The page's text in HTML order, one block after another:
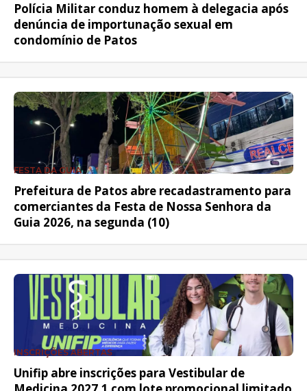
Polícia Militar conduz homem à delegacia após
denúncia de importunação sexual em
condomínio de Patos
FESTA DA GUIA
Prefeitura de Patos abre recadastramento para
comerciantes da Festa de Nossa Senhora da
Guia 2026, na segunda (10)
INSCRIÇÕES ABERTAS
Unifip abre inscrições para Vestibular de